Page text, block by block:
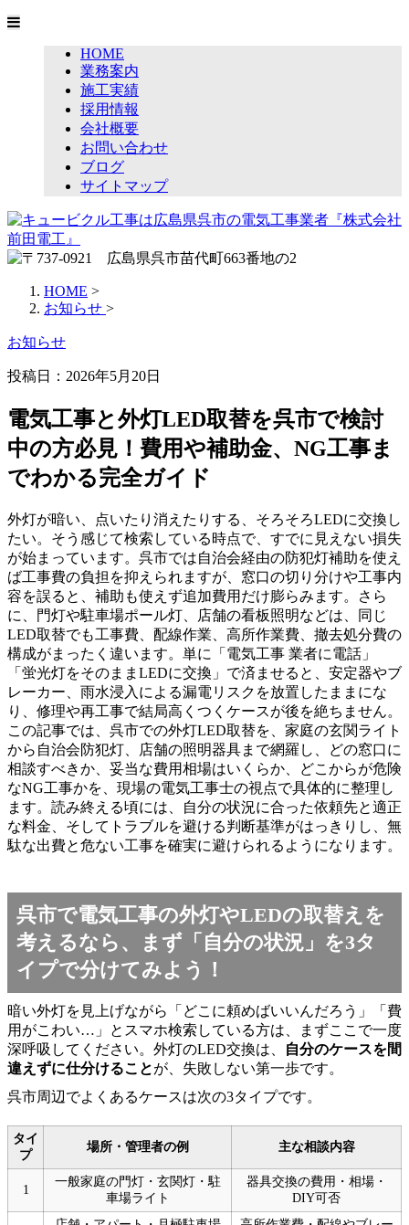
HOME
業務案内
施工実績
採用情報
会社概要
お問い合わせ
ブログ
サイトマップ
HOME >
お知らせ >
お知らせ
投稿日： 2026年5月20日
電気工事と外灯LED取替を呉市で検討
中の方必見！費用や補助金、NG工事ま
でわかる完全ガイド
外灯が暗い、点いたり消えたりする、そろそろLEDに交換し
たい。そう感じて検索している時点で、すでに見えない損失
が始まっています。呉市では自治会経由の防犯灯補助を使え
ば工事費の負担を抑えられますが、窓口の切り分けや工事内
容を誤ると、補助も使えず追加費用だけ膨らみます。さら
に、門灯や駐車場ポール灯、店舗の看板照明などは、同じ
LED取替でも工事費、配線作業、高所作業費、撤去処分費の
構成がまったく違います。単に「電気工事 業者に電話」
「蛍光灯をそのままLEDに交換」で済ませると、安定器やブ
レーカー、雨水浸入による漏電リスクを放置したままにな
り、修理や再工事で結局高くつくケースが後を絶ちません。
この記事では、呉市での外灯LED取替を、家庭の玄関ライト
から自治会防犯灯、店舗の照明器具まで網羅し、どの窓口に
相談すべきか、妥当な費用相場はいくらか、どこからが危険
なNG工事かを、現場の電気工事士の視点で具体的に整理し
ます。読み終える頃には、自分の状況に合った依頼先と適正
な料金、そしてトラブルを避ける判断基準がはっきりし、無
駄な出費と危ない工事を確実に避けられるようになります。
呉市で電気工事の外灯やLEDの取替えを
考えるなら、まず「自分の状況」を3タ
イプで分けてみよう！
暗い外灯を見上げながら「どこに頼めばいいんだろう」「費
用がこわい…」とスマホ検索している方は、まずここで一度
深呼吸してください。外灯のLED交換は、
自分のケースを間
違えずに仕分けることが、失敗しない第一歩です。
呉市周辺でよくあるケースは次の3タイプです。
タイ
プ
場所・管理者の例 主な相談内容
1
一般家庭の門灯・玄関灯・駐
車場ライト
器具交換の費用・相場・
DIY可否